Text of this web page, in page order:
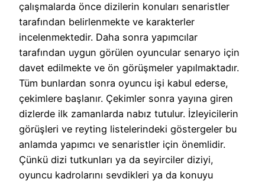
çalışmalarda önce dizilerin konuları senaristler
tarafından belirlenmekte ve karakterler
incelenmektedir. Daha sonra yapımcılar
tarafından uygun görülen oyuncular senaryo için
davet edilmekte ve ön görüşmeler yapılmaktadır.
Tüm bunlardan sonra oyuncu işi kabul ederse,
çekimlere başlanır. Çekimler sonra yayına giren
dizlerde ilk zamanlarda nabız tutulur. İzleyicilerin
görüşleri ve reyting listelerindeki göstergeler bu
anlamda yapımcı ve senaristler için önemlidir.
Çünkü dizi tutkunları ya da seyirciler diziyi,
oyuncu kadrolarını sevdikleri ya da konuyu